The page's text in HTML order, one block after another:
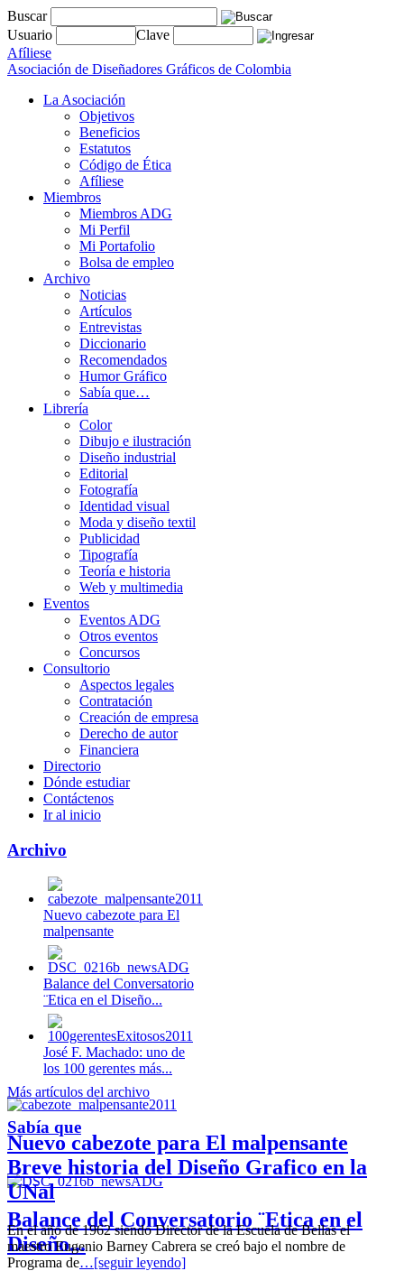
Buscar
Usuario
Clave
Afíliese
Asociación de Diseñadores Gráficos de Colombia
La Asociación
Objetivos
Beneficios
Estatutos
Código de Ética
Afíliese
Miembros
Miembros ADG
Mi Perfil
Mi Portafolio
Bolsa de empleo
Archivo
Noticias
Artículos
Entrevistas
Diccionario
Recomendados
Humor Gráfico
Sabía que…
Librería
Color
Dibujo e ilustración
Diseño industrial
Editorial
Fotografía
Identidad visual
Moda y diseño textil
Publicidad
Tipografía
Teoría e historia
Web y multimedia
Eventos
Eventos ADG
Otros eventos
Concursos
Consultorio
Aspectos legales
Contratación
Creación de empresa
Derecho de autor
Financiera
Directorio
Dónde estudiar
Contáctenos
Ir al inicio
Archivo
Nuevo cabezote para El
malpensante
Balance del Conversatorio
¨Etica en el Diseño...
José F. Machado: uno de
los 100 gerentes más...
Nuevo cabezote para El malpensante
Balance del Conversatorio ¨Etica en el
Diseño...
Más artículos del archivo
Sabía que
Breve historia del Diseño Grafico en la
UNal
En el año de 1962 siendo Director de la Escuela de Bellas el
maestro Eugenio Barney Cabrera se creó bajo el nombre de
Programa de…[seguir leyendo]